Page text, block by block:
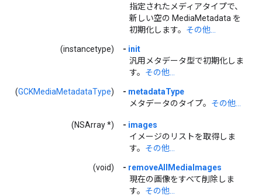
指定されたメディアタイプで、
新しい空の MediaMetadata を
初期化します。 その他...
(instancetype) - init
汎用メタデータ型で初期化しま
す。 その他...
(GCKMediaMetadataType) - metadataType
メタデータのタイプ。 その他...
(NSArray *) - images
イメージのリストを取得しま
す。 その他...
(void) - removeAllMediaImages
現在の画像をすべて削除しま
す。 その他...